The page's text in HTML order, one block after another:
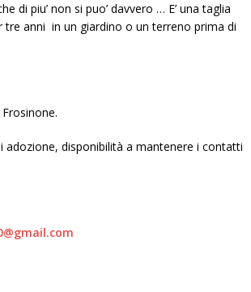
piu’ non si puo’ davvero … E’ una taglia
anni in un giardino o un terreno prima di
disponibilità a mantenere i contatti